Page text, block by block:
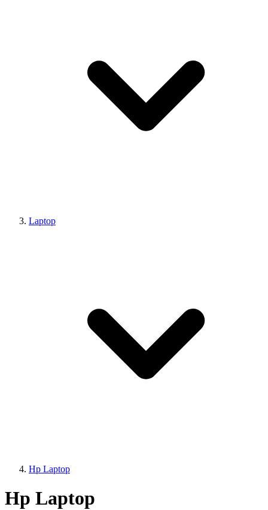
Laptop
Hp Laptop
Hp Laptop